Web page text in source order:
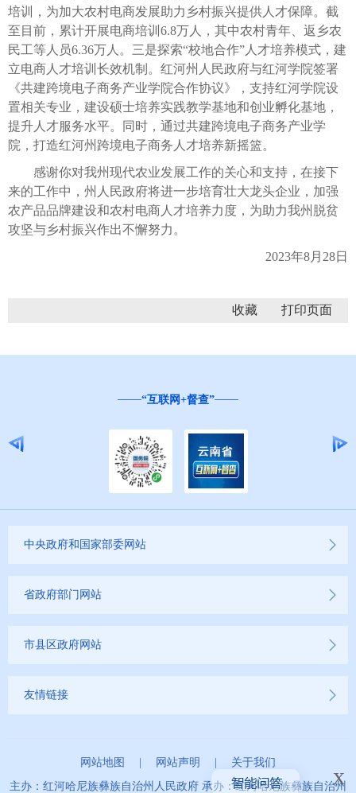
培训，为加大农村电商发展助力乡村振兴提供人才保障。截
至目前，累计开展电商培训6.8万人，其中农村青年、返乡农
民工等人员6.36万人。三是探索“校地合作”人才培养模式，建
立电商人才培训长效机制。红河州人民政府与红河学院签署
《共建跨境电子商务产业学院合作协议》，支持红河学院设
置相关专业，建设硕士培养实践教学基地和创业孵化基地，
提升人才服务水平。同时，通过共建跨境电子商务产业学
院，打造红河州跨境电子商务人才培养新摇篮。
感谢你对我州现代农业发展工作的关心和支持，在接下
来的工作中，州人民政府将进一步培育壮大龙头企业，加强
农产品品牌建设和农村电商人才培养力度，为助力我州脱贫
攻坚与乡村振兴作出不懈努力。
2023年8月28日
收藏
“互联网+督查”
中央政府和国家部委网站
省政府部门网站
市县区政府网站
友情链接
网站地图 网站声明
关于我们
主办：红河哈尼族彝族自治州人民政府 承办：红河哈尼族彝族自治州
x